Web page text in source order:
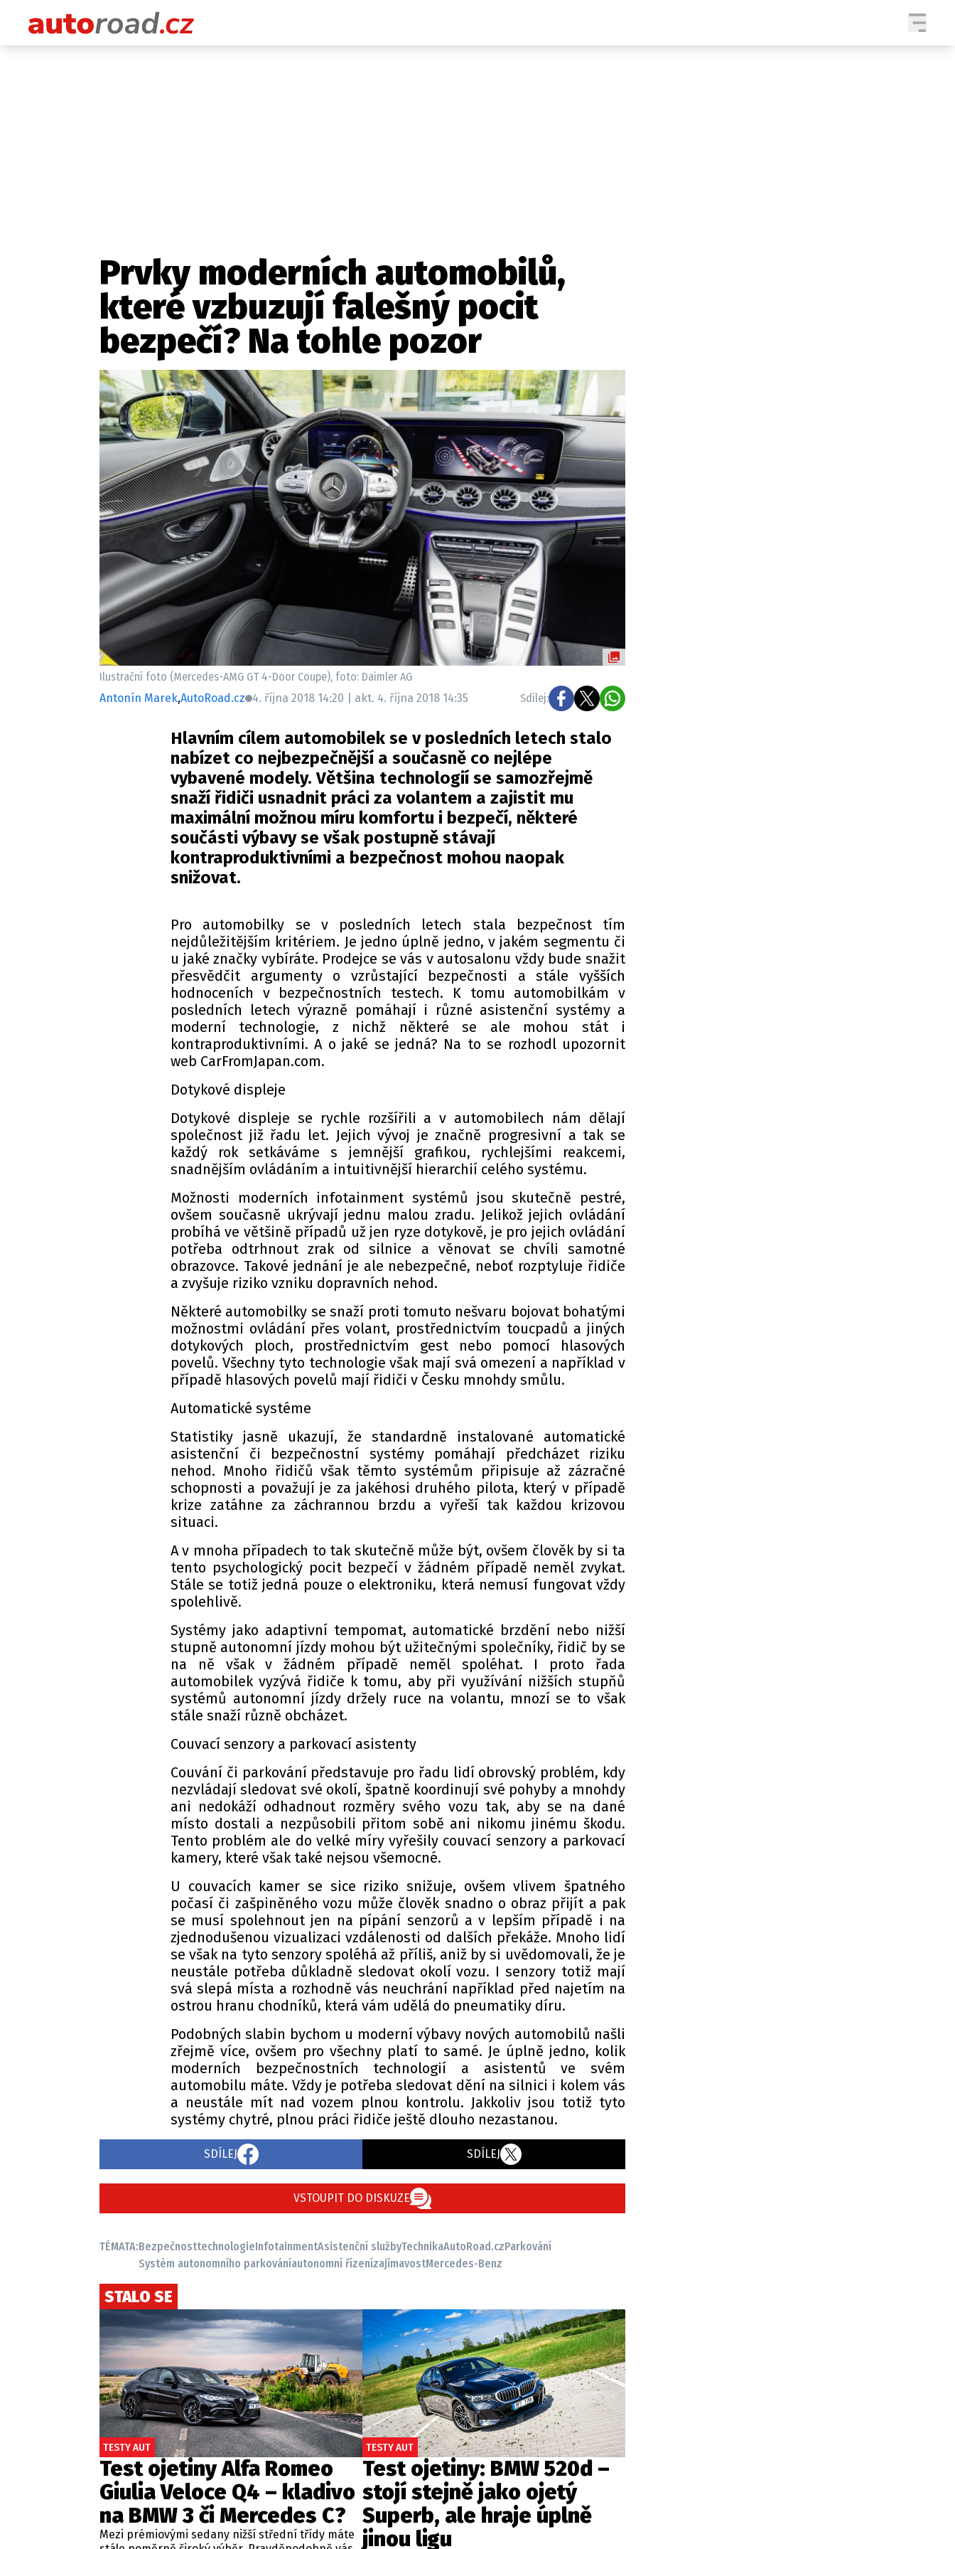
Ekonomika
Český trh
Tuning
Profi
Etický kodex Kontakt Vydavatel Inzerce
Osobní údaje / Cookies
Provozovatelem serveru autoroad.cz je INCORP MEDIA GROUP s.r.o., IČ: 118 23 054
Prvky moderních automobilů,
které vzbuzují falešný pocit
bezpečí? Na tohle pozor
Ilustrační foto (Mercedes-AMG GT 4-Door Coupe), foto: Daimler AG
Antonín Marek,AutoRoad.cz 4. října 2018 14:20 | akt. 4. října 2018 14:35 Sdílej:
Hlavním cílem automobilek se v posledních letech stalo
nabízet co nejbezpečnější a současně co nejlépe
vybavené modely. Většina technologií se samozřejmě
snaží řidiči usnadnit práci za volantem a zajistit mu
maximální možnou míru komfortu i bezpečí, některé
součásti výbavy se však postupně stávají
kontraproduktivními a bezpečnost mohou naopak
snižovat.
Pro automobilky se v posledních letech stala bezpečnost tím
nejdůležitějším kritériem. Je jedno úplně jedno, v jakém segmentu či
u jaké značky vybíráte. Prodejce se vás v autosalonu vždy bude snažit
přesvědčit argumenty o vzrůstající bezpečnosti a stále vyšších
hodnoceních v bezpečnostních testech. K tomu automobilkám v
posledních letech výrazně pomáhají i různé asistenční systémy a
moderní technologie, z nichž některé se ale mohou stát i
kontraproduktivními. A o jaké se jedná? Na to se rozhodl upozornit
web CarFromJapan.com.
Dotykové displeje
Dotykové displeje se rychle rozšířili a v automobilech nám dělají
společnost již řadu let. Jejich vývoj je značně progresivní a tak se
každý rok setkáváme s jemnější grafikou, rychlejšími reakcemi,
snadnějším ovládáním a intuitivnější hierarchií celého systému.
Možnosti moderních infotainment systémů jsou skutečně pestré,
ovšem současně ukrývají jednu malou zradu. Jelikož jejich ovládání
probíhá ve většině případů už jen ryze dotykově, je pro jejich ovládání
potřeba odtrhnout zrak od silnice a věnovat se chvíli samotné
obrazovce. Takové jednání je ale nebezpečné, neboť rozptyluje řidiče
a zvyšuje riziko vzniku dopravních nehod.
Některé automobilky se snaží proti tomuto nešvaru bojovat bohatými
možnostmi ovládání přes volant, prostřednictvím toucpadů a jiných
dotykových ploch, prostřednictvím gest nebo pomocí hlasových
povelů. Všechny tyto technologie však mají svá omezení a například v
případě hlasových povelů mají řidiči v Česku mnohdy smůlu.
Automatické systéme
Statistiky jasně ukazují, že standardně instalované automatické
asistenční či bezpečnostní systémy pomáhají předcházet riziku
nehod. Mnoho řidičů však těmto systémům připisuje až zázračné
schopnosti a považují je za jakéhosi druhého pilota, který v případě
krize zatáhne za záchrannou brzdu a vyřeší tak každou krizovou
situaci.
A v mnoha případech to tak skutečně může být, ovšem člověk by si ta
tento psychologický pocit bezpečí v žádném případě neměl zvykat.
Stále se totiž jedná pouze o elektroniku, která nemusí fungovat vždy
spolehlivě.
Systémy jako adaptivní tempomat, automatické brzdění nebo nižší
stupně autonomní jízdy mohou být užitečnými společníky, řidič by se
na ně však v žádném případě neměl spoléhat. I proto řada
automobilek vyzývá řidiče k tomu, aby při využívání nižších stupňů
systémů autonomní jízdy držely ruce na volantu, mnozí se to však
stále snaží různě obcházet.
Couvací senzory a parkovací asistenty
Couvání či parkování představuje pro řadu lidí obrovský problém, kdy
nezvládají sledovat své okolí, špatně koordinují své pohyby a mnohdy
ani nedokáží odhadnout rozměry svého vozu tak, aby se na dané
místo dostali a nezpůsobili přitom sobě ani nikomu jinému škodu.
Tento problém ale do velké míry vyřešily couvací senzory a parkovací
kamery, které však také nejsou všemocné.
U couvacích kamer se sice riziko snižuje, ovšem vlivem špatného
počasí či zašpiněného vozu může člověk snadno o obraz přijít a pak
se musí spolehnout jen na pípání senzorů a v lepším případě i na
zjednodušenou vizualizaci vzdálenosti od dalších překáže. Mnoho lidí
se však na tyto senzory spoléhá až příliš, aniž by si uvědomovali, že je
neustále potřeba důkladně sledovat okolí vozu. I senzory totiž mají
svá slepá místa a rozhodně vás neuchrání například před najetím na
ostrou hranu chodníků, která vám udělá do pneumatiky díru.
Podobných slabin bychom u moderní výbavy nových automobilů našli
zřejmě více, ovšem pro všechny platí to samé. Je úplně jedno, kolik
moderních bezpečnostních technologií a asistentů ve svém
automobilu máte. Vždy je potřeba sledovat dění na silnici i kolem vás
a neustále mít nad vozem plnou kontrolu. Jakkoliv jsou totiž tyto
systémy chytré, plnou práci řidiče ještě dlouho nezastanou.
SDÍLEJ SDÍLEJ
VSTOUPIT DO DISKUZE
TÉMATA:BezpečnosttechnologieInfotainmentAsistenční službyTechnikaAutoRoad.czParkování
Systém autonomního parkováníautonomní řízenízajímavostMercedes-Benz
STALO SE
TESTY AUT
Test ojetiny Alfa Romeo
Giulia Veloce Q4 – kladivo
na BMW 3 či Mercedes C?
Mezi prémiovými sedany nižší střední třídy máte
TESTY AUT
Test ojetiny: BMW 520d –
stojí stejně jako ojetý
Superb, ale hraje úplně
jinou ligu